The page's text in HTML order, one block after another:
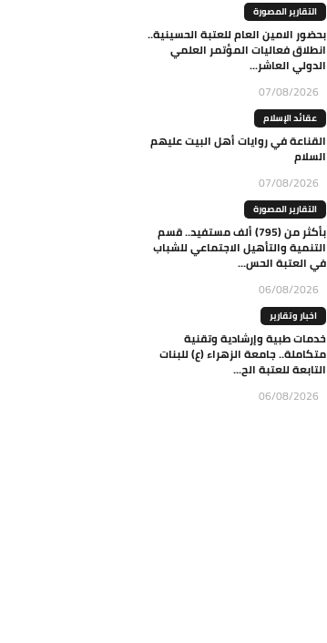
التقارير المصورة
بحضور الامين العام للعتبة الحسينية..
انطلاق فعاليات المؤتمر العلمي
الدولي العاشر...
07/08/2026
عقائد الإسلام
القناعة في روايات أهل البيت عليهم
السلام
07/08/2026
التقارير المصورة
بأكثر من (795) ألف مستفيد.. قسم
التنمية والتأهيل الاجتماعي للشباب
في العتبة الحس...
06/08/2026
اخبار وتقارير
خدمات طبية وإرشادية وتقنية
متكاملة.. جامعة الزهراء (ع) للبنات
التابعة للعتبة الح...
06/08/2026